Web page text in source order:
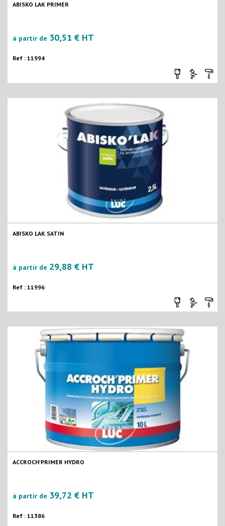
ABISKO LAK PRIMER
à partir de 30,51 € HT
Ref : 11994
ABISKO LAK SATIN
à partir de 29,88 € HT
Ref : 11996
ACCROCH'PRIMER HYDRO
à partir de 39,72 € HT
Ref : 11386